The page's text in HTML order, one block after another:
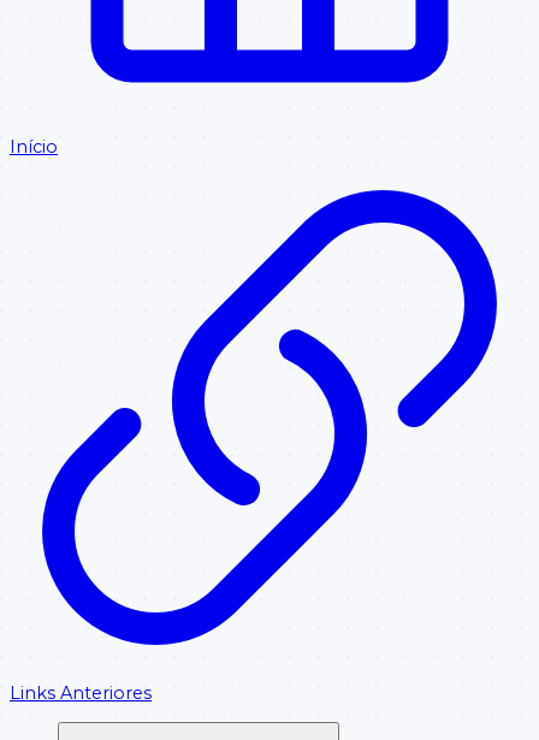
Início
Links Anteriores